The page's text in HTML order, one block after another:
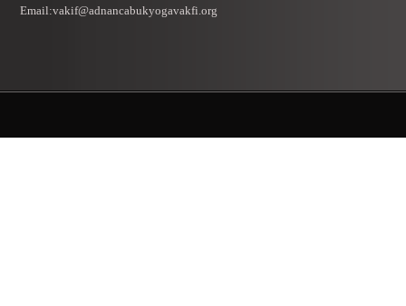
Email:vakif@adnancabukyogavakfi.org